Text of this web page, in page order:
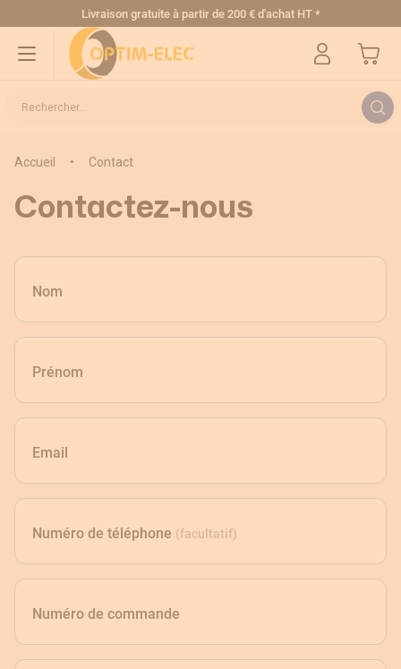
Allez au contenuLivraison gratuite à partir de 200 € d'achat HT *
Mon
Rechercher...
Accueil • Contact
Contactez-nous
Nom
Prénom
Email
Numéro de téléphone (facultatif)
Numéro de commande